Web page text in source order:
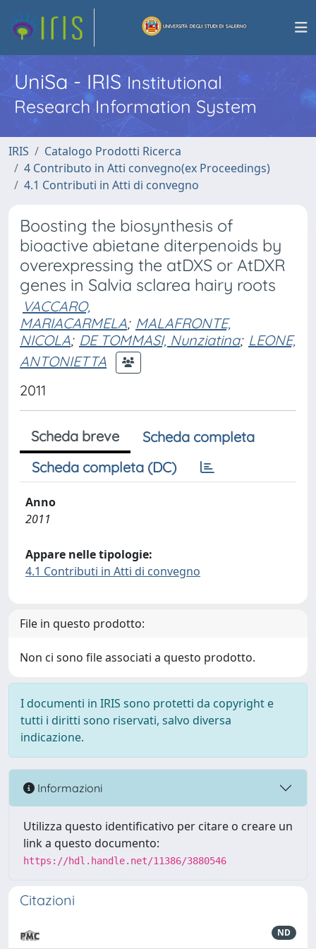
UniSa - IRISInstitutional
Research Information System
IRIS
Catalogo Prodotti Ricerca
4 Contributo in Atti convegno(ex Proceedings)
4.1 Contributi in Atti di convegno
Boosting the biosynthesis of
bioactive abietane diterpenoids by
overexpressing the atDXS or AtDXR
genes in Salvia sclarea hairy roots
VACCARO,
MARIACARMELA; MALAFRONTE,
NICOLA; DE TOMMASI, Nunziatina; LEONE,
ANTONIETTA
2011
Scheda breve
Scheda completa
Scheda completa (DC)
Anno
2011
Appare nelle tipologie:
4.1 Contributi in Atti di convegno
File in questo prodotto:
Non ci sono file associati a questo prodotto.
I documenti in IRIS sono protetti da copyright e
tutti i diritti sono riservati, salvo diversa
indicazione.
Informazioni
Utilizza questo identificativo per citare o creare un
link a questo documento:
https://hdl.handle.net/11386/3880546
Citazioni
ND